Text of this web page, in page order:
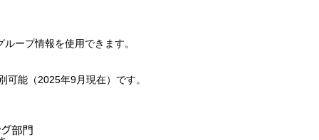
ープ情報を使用できます。
能（2025年9月現在）です。